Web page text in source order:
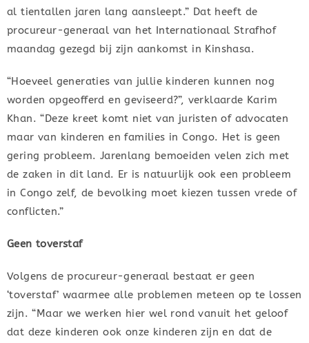
al tientallen jaren lang aansleept.” Dat heeft de
procureur-generaal van het Internationaal Strafhof
maandag gezegd bij zijn aankomst in Kinshasa.
“Hoeveel generaties van jullie kinderen kunnen nog
worden opgeofferd en geviseerd?”, verklaarde Karim
Khan. “Deze kreet komt niet van juristen of advocaten
maar van kinderen en families in Congo. Het is geen
gering probleem. Jarenlang bemoeiden velen zich met
de zaken in dit land. Er is natuurlijk ook een probleem
in Congo zelf, de bevolking moet kiezen tussen vrede of
conflicten.”
Geen toverstaf
Volgens de procureur-generaal bestaat er geen
‘toverstaf’ waarmee alle problemen meteen op te lossen
zijn. “Maar we werken hier wel rond vanuit het geloof
dat deze kinderen ook onze kinderen zijn en dat de